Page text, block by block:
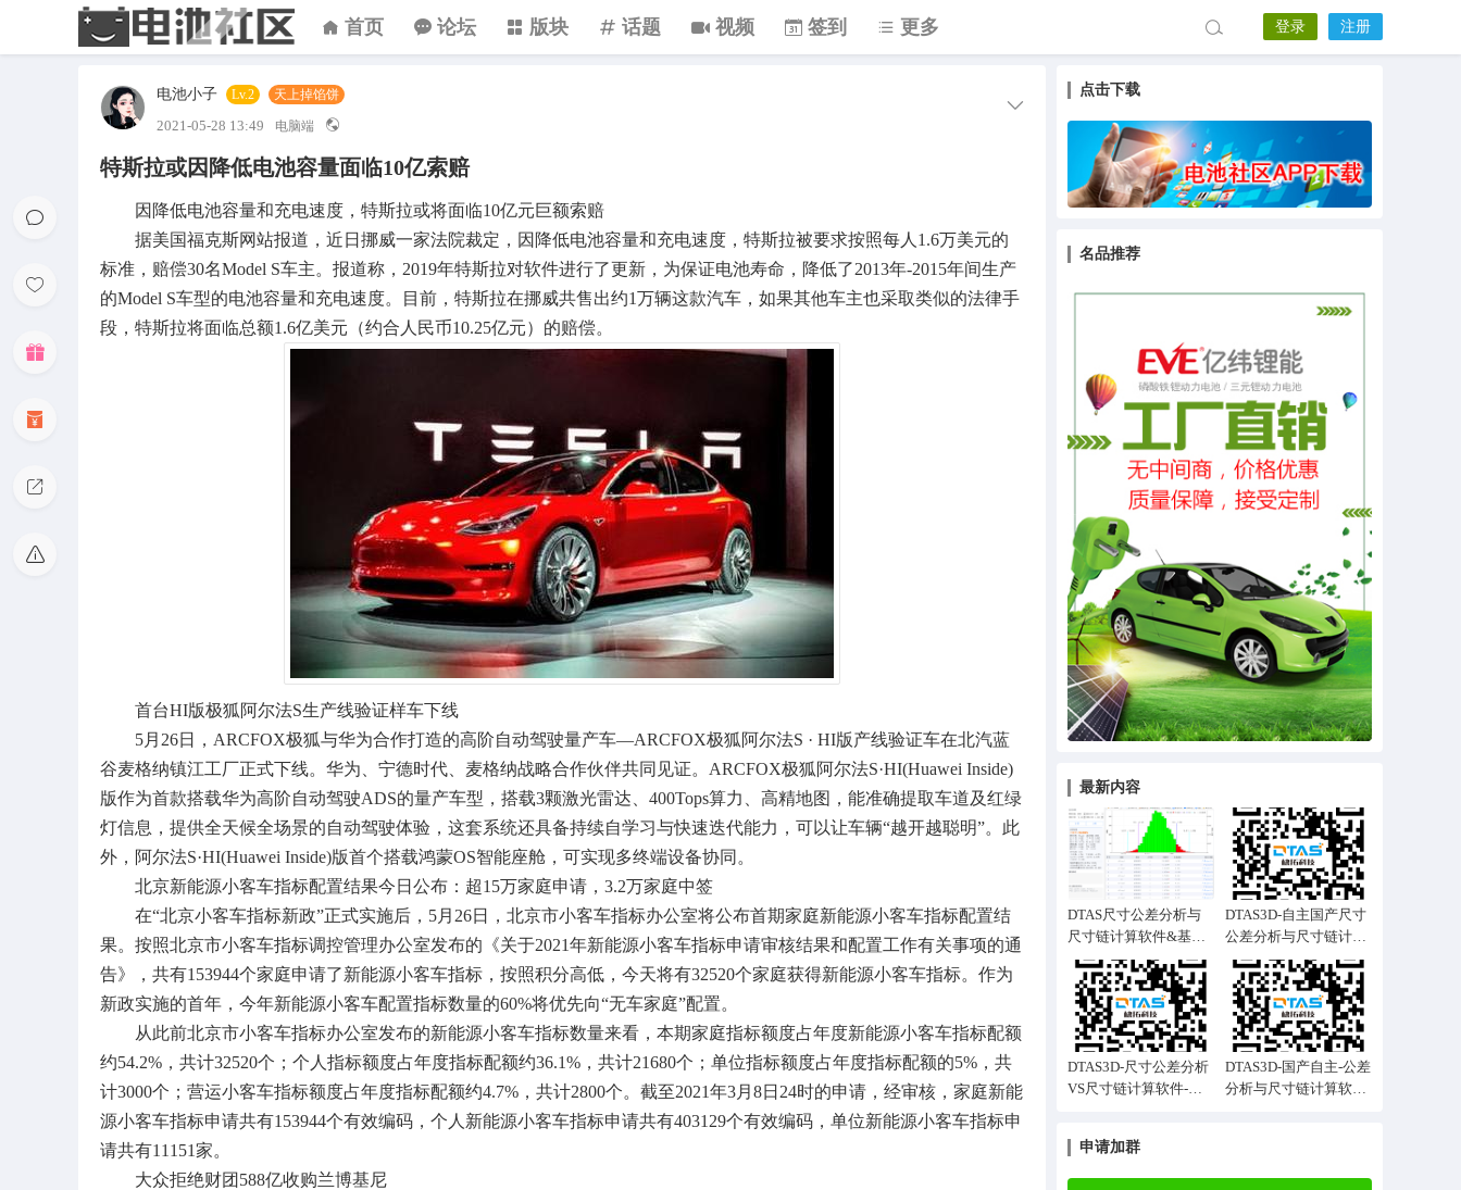
首页 论坛 版块 话题 视频 签到 更多 登录 注册
电池小子 Lv.2 天上掉馅饼
2021-05-28 13:49 电脑端
特斯拉或因降低电池容量面临10亿索赔
因降低电池容量和充电速度，特斯拉或将面临10亿元巨额索赔
据美国福克斯网站报道，近日挪威一家法院裁定，因降低电池容量和充电速度，特斯拉被要求按照每人1.6万美元的
标准，赔偿30名Model S车主。报道称，2019年特斯拉对软件进行了更新，为保证电池寿命，降低了2013年-2015年间生产
的Model S车型的电池容量和充电速度。目前，特斯拉在挪威共售出约1万辆这款汽车，如果其他车主也采取类似的法律手
段，特斯拉将面临总额1.6亿美元（约合人民币10.25亿元）的赔偿。
首台HI版极狐阿尔法S生产线验证样车下线
5月26日，ARCFOX极狐与华为合作打造的高阶自动驾驶量产车—ARCFOX极狐阿尔法S · HI版产线验证车在北汽蓝
谷麦格纳镇江工厂正式下线。华为、宁德时代、麦格纳战略合作伙伴共同见证。ARCFOX极狐阿尔法S·HI(Huawei Inside)
版作为首款搭载华为高阶自动驾驶ADS的量产车型，搭载3颗激光雷达、400Tops算力、高精地图，能准确提取车道及红绿
灯信息，提供全天候全场景的自动驾驶体验，这套系统还具备持续自学习与快速迭代能力，可以让车辆“越开越聪明”。此
外，阿尔法S·HI(Huawei Inside)版首个搭载鸿蒙OS智能座舱，可实现多终端设备协同。
北京新能源小客车指标配置结果今日公布：超15万家庭申请，3.2万家庭中签
在“北京小客车指标新政”正式实施后，5月26日，北京市小客车指标办公室将公布首期家庭新能源小客车指标配置结
果。按照北京市小客车指标调控管理办公室发布的《关于2021年新能源小客车指标申请审核结果和配置工作有关事项的通
告》，共有153944个家庭申请了新能源小客车指标，按照积分高低，今天将有32520个家庭获得新能源小客车指标。作为
新政实施的首年，今年新能源小客车配置指标数量的60%将优先向“无车家庭”配置。
从此前北京市小客车指标办公室发布的新能源小客车指标数量来看，本期家庭指标额度占年度新能源小客车指标配额
约54.2%，共计32520个；个人指标额度占年度指标配额约36.1%，共计21680个；单位指标额度占年度指标配额的5%，共
计3000个；营运小客车指标额度占年度指标配额约4.7%，共计2800个。截至2021年3月8日24时的申请，经审核，家庭新能
源小客车指标申请共有153944个有效编码，个人新能源小客车指标申请共有403129个有效编码，单位新能源小客车指标申
请共有11151家。
大众拒绝财团588亿收购兰博基尼
点击下载
名品推荐
最新内容
DTAS尺寸公差分析与
尺寸链计算软件&基于
起落架等三维公差仿真
应用案例分享
DTAS3D-自主国产尺寸
公差分析与尺寸链计算
软件&手机装配案例
DTAS3D-尺寸公差分析
VS尺寸链计算软件-迭
DTAS3D-国产自主-公差
分析与尺寸链计算软件-
申请加群